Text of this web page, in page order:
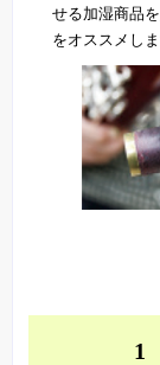
せる加湿商品
をオススメしま
1